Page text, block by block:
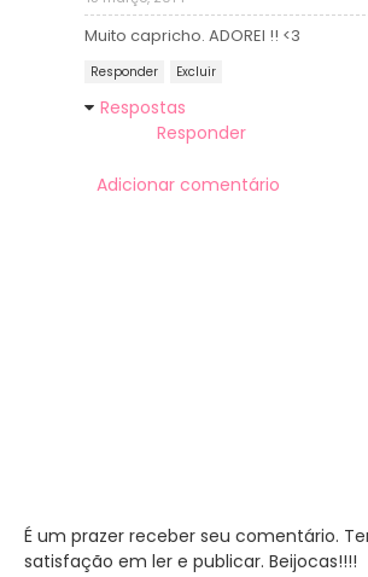
Muito capricho. ADOREI !! <3
Responder Excluir
Respostas
Responder
Adicionar comentário
É um prazer receber seu comentário.
satisfação em ler e publicar. Beijocas!!!!